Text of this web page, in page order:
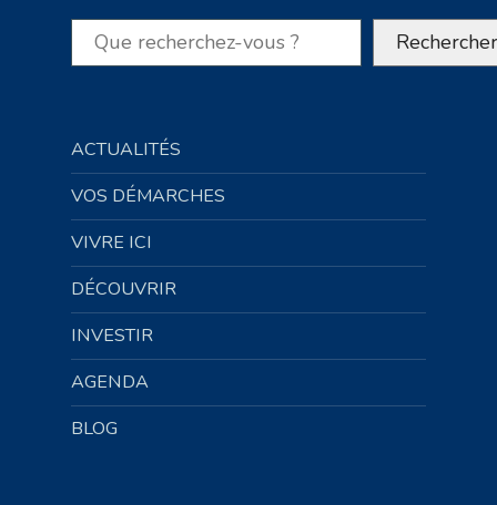
Rechercher Rechercher
ACTUALITÉS
VOS DÉMARCHES
VIVRE ICI
DÉCOUVRIR
INVESTIR
AGENDA
BLOG